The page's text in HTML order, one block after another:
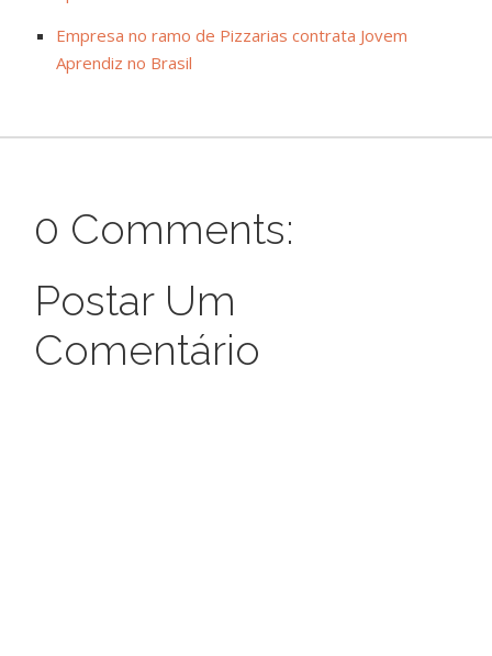
Empresa no ramo de Pizzarias contrata Jovem
Aprendiz no Brasil
0 Comments:
Postar Um
Comentário